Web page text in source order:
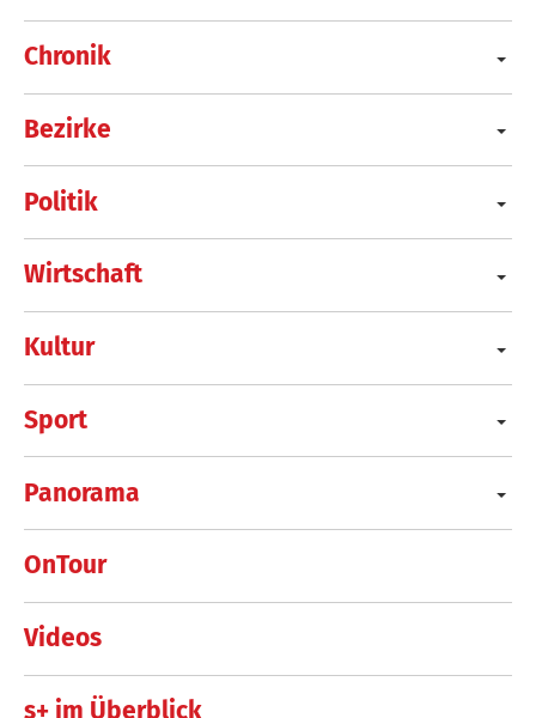
Chronik
Bezirke
Politik
Wirtschaft
Kultur
Sport
Panorama
OnTour
Videos
s+ im Überblick